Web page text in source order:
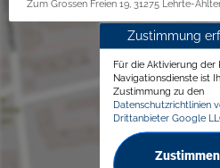
Zum Grossen Freien 19, 31275 Lehrte-
Zustimmung
Für die Aktivierung der
Navigationsdienste ist
Zustimmung zu den
Datenschutzrichtlinien
Drittanbieter Google
Zustimmen